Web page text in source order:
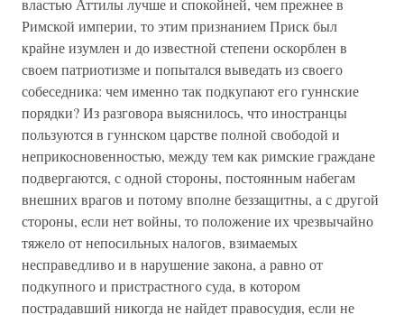
властью Аттилы лучше и спокойней, чем прежнее в
Римской империи, то этим признанием Приск был
крайне изумлен и до известной степени оскорблен в
своем патриотизме и попытался выведать из своего
собеседника: чем именно так подкупают его гуннские
порядки? Из разговора выяснилось, что иностранцы
пользуются в гуннском царстве полной свободой и
неприкосновенностью, между тем как римские граждане
подвергаются, с одной стороны, постоянным набегам
внешних врагов и потому вполне беззащитны, а с другой
стороны, если нет войны, то положение их чрезвычайно
тяжело от непосильных налогов, взимаемых
несправедливо и в нарушение закона, а равно от
подкупного и пристрастного суда, в котором
пострадавший никогда не найдет правосудия, если не